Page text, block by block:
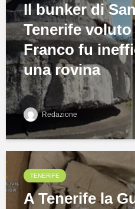
Il bunker di
Tenerife
Franco fu
una rovina
Redazione
TENERIFE
A Tenerife la